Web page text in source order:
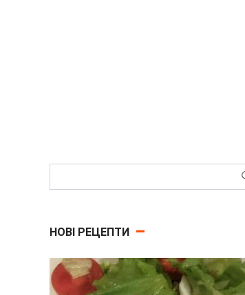
НОВІ РЕЦЕПТИ